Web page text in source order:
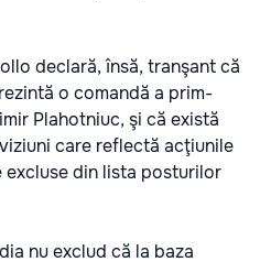
declară, însă, tranşant că
o comandă a prim-
Plahotniuc, şi că există
care reflectă acţiunile
excluse din lista posturilor
nu exclud că la baza